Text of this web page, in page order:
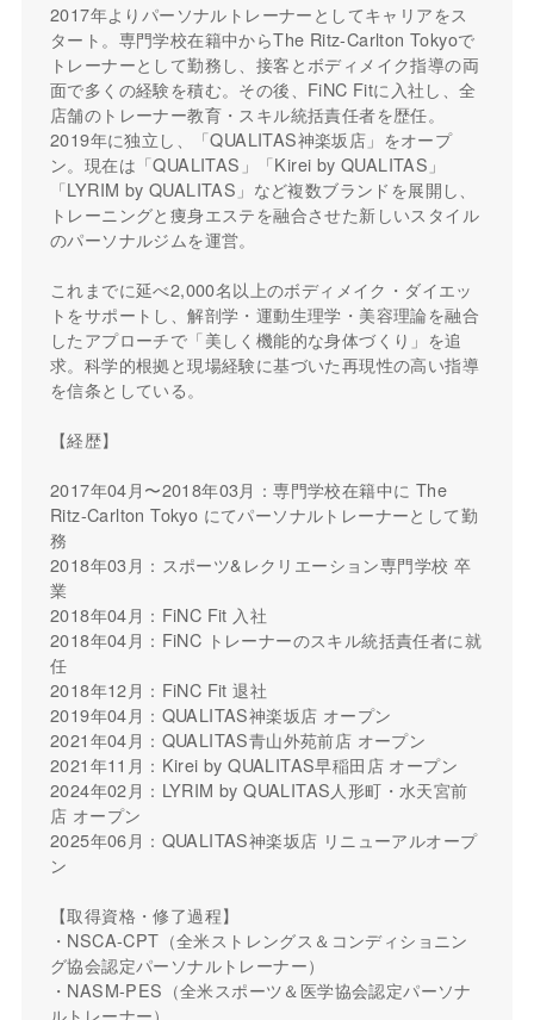
2017年よりパーソナルトレーナーとしてキャリアをス
タート。専門学校在籍中からThe Ritz-Carlton Tokyoで
トレーナーとして勤務し、接客とボディメイク指導の両
面で多くの経験を積む。その後、FiNC Fitに入社し、全
店舗のトレーナー教育・スキル統括責任者を歴任。
2019年に独立し、「QUALITAS神楽坂店」をオープ
ン。現在は「QUALITAS」「Kirei by QUALITAS」
「LYRIM by QUALITAS」など複数ブランドを展開し、
トレーニングと痩身エステを融合させた新しいスタイル
のパーソナルジムを運営。
これまでに延べ2,000名以上のボディメイク・ダイエッ
トをサポートし、解剖学・運動生理学・美容理論を融合
したアプローチで「美しく機能的な身体づくり」を追
求。科学的根拠と現場経験に基づいた再現性の高い指導
を信条としている。
【経歴】
2017年04月〜2018年03月：専門学校在籍中に The
Ritz-Carlton Tokyo にてパーソナルトレーナーとして勤
務
2018年03月：スポーツ&レクリエーション専門学校 卒
業
2018年04月：FiNC Fit 入社
2018年04月：FiNC トレーナーのスキル統括責任者に就
任
2018年12月：FiNC Fit 退社
2019年04月：QUALITAS神楽坂店 オープン
2021年04月：QUALITAS青山外苑前店 オープン
2021年11月：Kirei by QUALITAS早稲田店 オープン
2024年02月：LYRIM by QUALITAS人形町・水天宮前
店 オープン
2025年06月：QUALITAS神楽坂店 リニューアルオープ
ン
【取得資格・修了過程】
・NSCA-CPT（全米ストレングス＆コンディショニン
グ協会認定パーソナルトレーナー）
・NASM-PES（全米スポーツ＆医学協会認定パーソナ